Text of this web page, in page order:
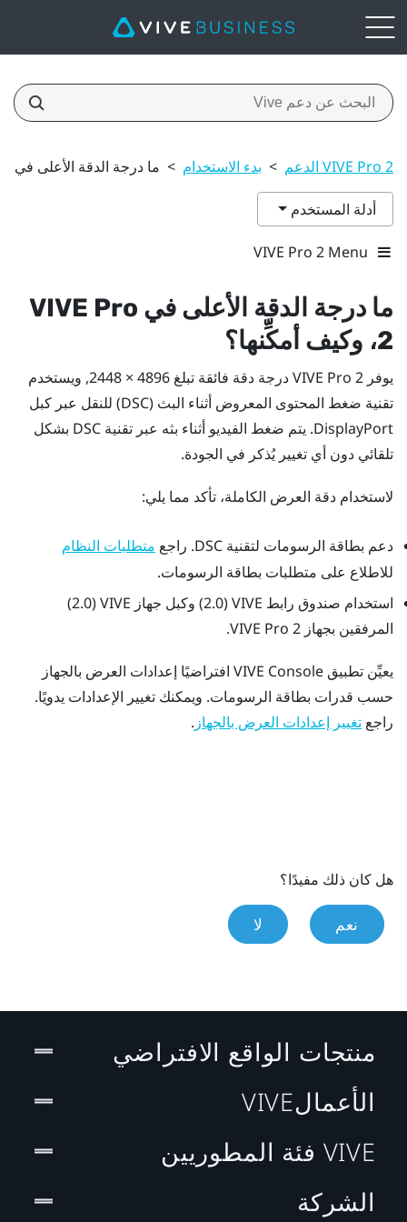
VIVE Pro 2 الدعم > بدء الاستخدام > ما درجة الدقة الأعلى في VIVE Pro 2، وكيف أمكِّنها؟
أدلة المستخدم
VIVE Pro 2 Menu
ما درجة الدقة الأعلى في VIVE Pro
2، وكيف أمكِّنها؟
يوفر VIVE Pro 2
درجة دقة فائقة تبلغ 4896 × 2448, ويستخدم
تقنية ضغط المحتوى المعروض أثناء البث (DSC) للنقل عبر كبل
DisplayPort
. يتم ضغط الفيديو أثناء بثه عبر تقنية DSC بشكل
تلقائي دون أي تغيير يُذكر في الجودة.
لاستخدام دقة العرض الكاملة، تأكد مما يلي:
دعم بطاقة الرسومات لتقنية DSC. راجع متطلبات النظام
للاطلاع على متطلبات بطاقة الرسومات.
استخدام صندوق رابط VIVE ‏(2.0) وكبل جهاز VIVE ‏(2.0)
المرفقين بجهاز VIVE Pro 2
.
يعيِّن تطبيق VIVE Console افتراضيًا إعدادات العرض بالجهاز
حسب قدرات بطاقة الرسومات. ويمكنك تغيير الإعدادات يدويًا.
راجع تغيير إعدادات العرض بالجهاز .
هل كان ذلك مفيدًا؟
نعم لا
منتجات الواقع الافتراضي
الأعمالVIVE
VIVE فئة المطوريين
الشركة